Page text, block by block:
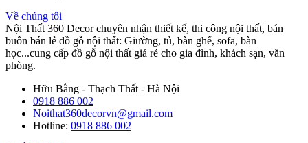
Về chúng tôi
Nội Thất 360 Decor chuyên nhận thiết kế, thi công nội thất, bán
buôn bán lẻ đồ gỗ nội thất: Giường, tủ, bàn ghế, sofa, bàn
học...cung cấp đồ gỗ nội thất giá rẻ cho gia đình, khách sạn, văn
phòng.
Hữu Bằng - Thạch Thất - Hà Nội
0918 886 002
Noithat360decorvn@gmail.com
Hotline: 0918 886 002